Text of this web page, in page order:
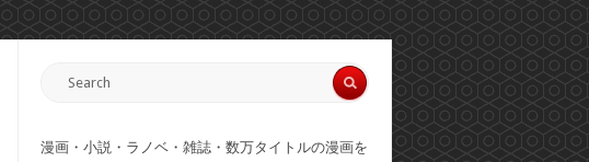
漫画・小説・ラノベ・雑誌・数万タイトルの漫画を